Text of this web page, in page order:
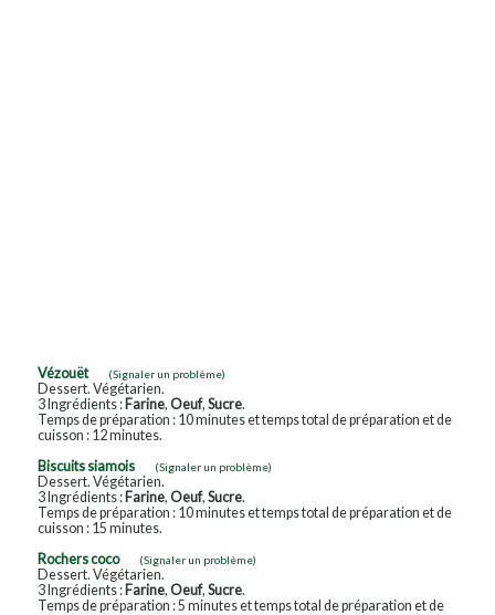
Vézouët (Signaler un problème)
Dessert. Végétarien.
3 Ingrédients : Farine, Oeuf, Sucre.
Temps de préparation : 10 minutes et temps total de préparation et de
cuisson : 12 minutes.
Biscuits siamois
(Signaler un problème)
Dessert. Végétarien.
3 Ingrédients : Farine, Oeuf, Sucre.
Temps de préparation : 10 minutes et temps total de préparation et de
cuisson : 15 minutes.
Rochers coco
(Signaler un problème)
Dessert. Végétarien.
3 Ingrédients : Farine, Oeuf, Sucre.
Temps de préparation : 5 minutes et temps total de préparation et de